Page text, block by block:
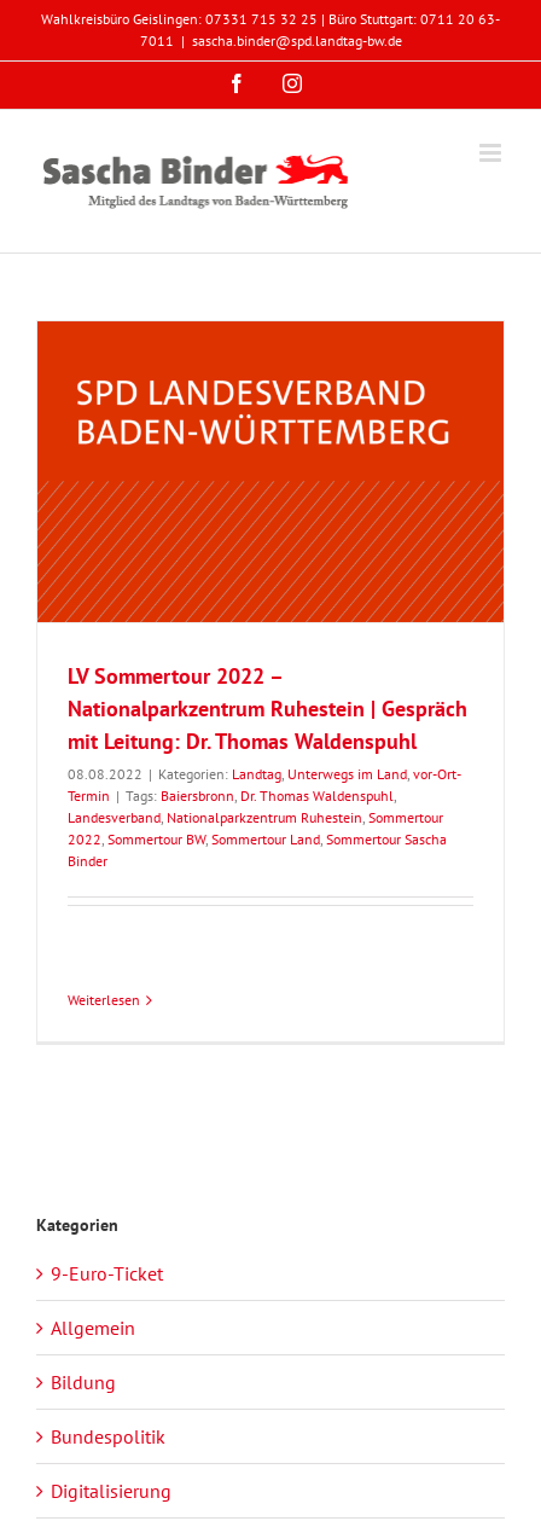
Wahlkreisbüro Geislingen: 07331 715 32 25 | Büro Stuttgart: 0711 20 63-
7011 | sascha.binder@spd.landtag-bw.de
FacebookInstagram
LV Sommertour 2022 –
Nationalparkzentrum Ruhestein | Gespräch
mit Leitung: Dr. Thomas Waldenspuhl
08.08.2022 | Kategorien: Landtag, Unterwegs im Land, vor-Ort-
Termin | Tags: Baiersbronn, Dr. Thomas Waldenspuhl,
Landesverband, Nationalparkzentrum Ruhestein, Sommertour
2022, Sommertour BW, Sommertour Land, Sommertour Sascha
Binder
Weiterlesen
Kategorien
9-Euro-Ticket
Allgemein
Bildung
Bundespolitik
Digitalisierung